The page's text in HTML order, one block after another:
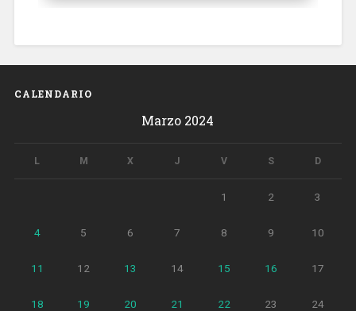
CALENDARIO
Marzo 2024
L M X J V S D
1 2 3
4 5 6 7 8 9 10
11 12 13 14 15 16 17
18 19 20 21 22 23 24